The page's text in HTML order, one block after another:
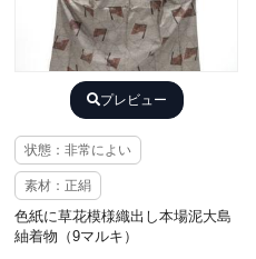
プレビュー
状態：非常によい
素材：正絹
色紙に草花模様織出し本場泥大島
紬着物（9マルキ）